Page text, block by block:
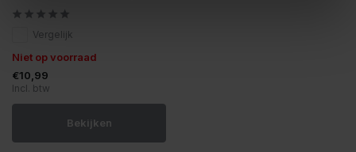
Vergelijk
Niet op voorraad
€10,99
Incl. btw
Bekijken